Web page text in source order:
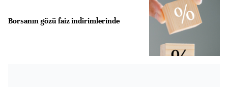
Borsanın gözü faiz indirimlerinde